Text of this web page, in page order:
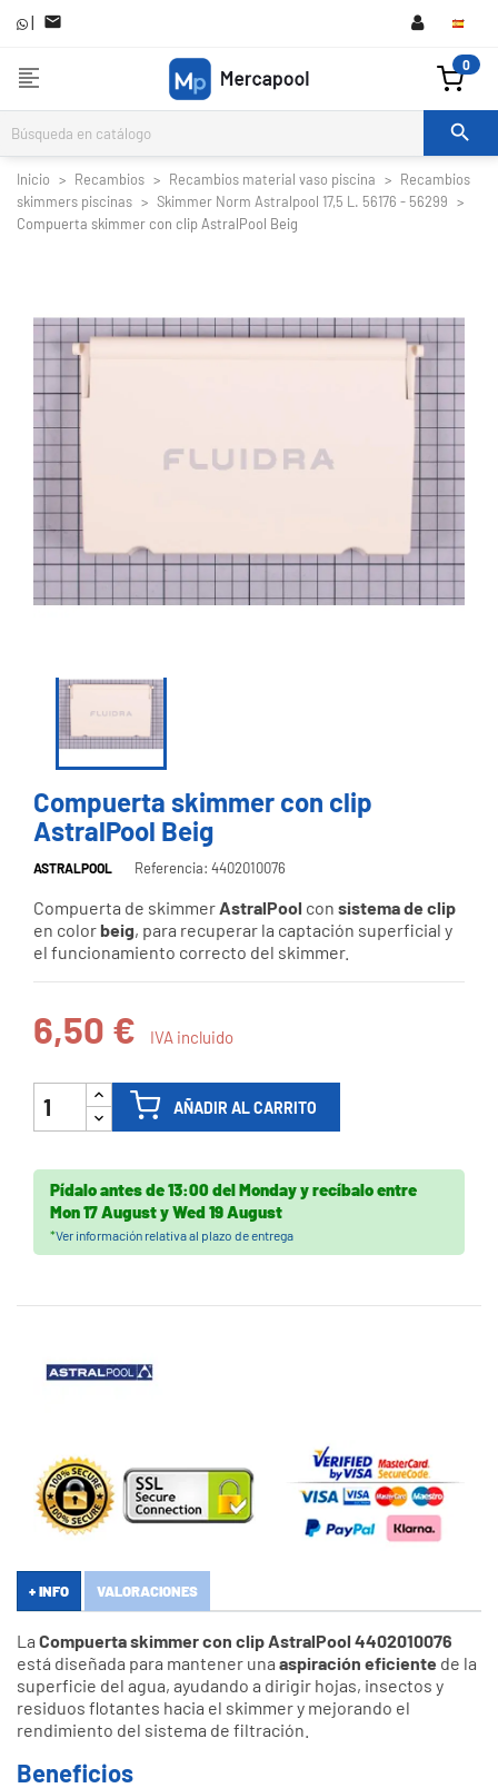
| 
format_align_left 0

Inicio Recambios Recambios material vaso piscina
Recambios
skimmers piscinas
Skimmer Norm Astralpool 17,5 L. 56176 - 56299
Compuerta skimmer con clip AstralPool Beig
 
Compuerta skimmer con clip
AstralPool Beig
ASTRALPOOL Referencia: 4402010076
Compuerta de skimmerAstralPool con sistema de clip
en colorbeig, para recuperar la captación superficial y
el funcionamiento correcto del skimmer.
6,50 € IVA incluido
AÑADIR AL CARRITO
Pídalo antes de13:00 del Mondayy recíbaloentre
Mon 17 AugustyWed 19 August
*Ver información relativa al plazo de entrega
+ INFO VALORACIONES
La Compuerta skimmer con clip AstralPool 4402010076
está diseñada para mantener una aspiración eficiente de la
superficie del agua, ayudando a dirigir hojas, insectos y
residuos flotantes hacia el skimmer y mejorando el
rendimiento del sistema de filtración.
Beneficios